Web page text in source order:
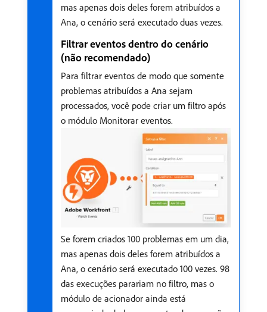
mas apenas dois deles forem atribuídos a
Ana, o cenário será executado duas vezes.
Filtrar eventos dentro do cenário
(não recomendado)
Para filtrar eventos de modo que somente
problemas atribuídos a Ana sejam
processados, você pode criar um filtro após
o módulo Monitorar eventos.
Se forem criados 100 problemas em um dia,
mas apenas dois deles forem atribuídos a
Ana, o cenário será executado 100 vezes. 98
das execuções parariam no filtro, mas o
módulo de acionador ainda está